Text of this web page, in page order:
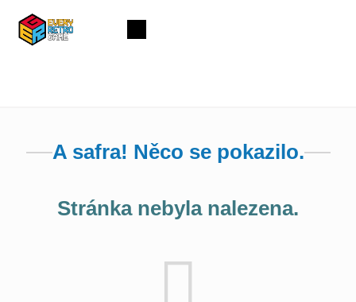
obsah
Nákupní
A safra! Něco se pokazilo.
Stránka nebyla nalezena.